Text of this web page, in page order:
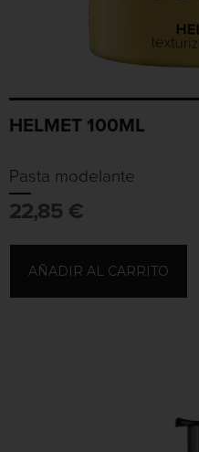
HELMET 100ML
Pasta modelante
22,85 €
AÑADIR AL CARRITO